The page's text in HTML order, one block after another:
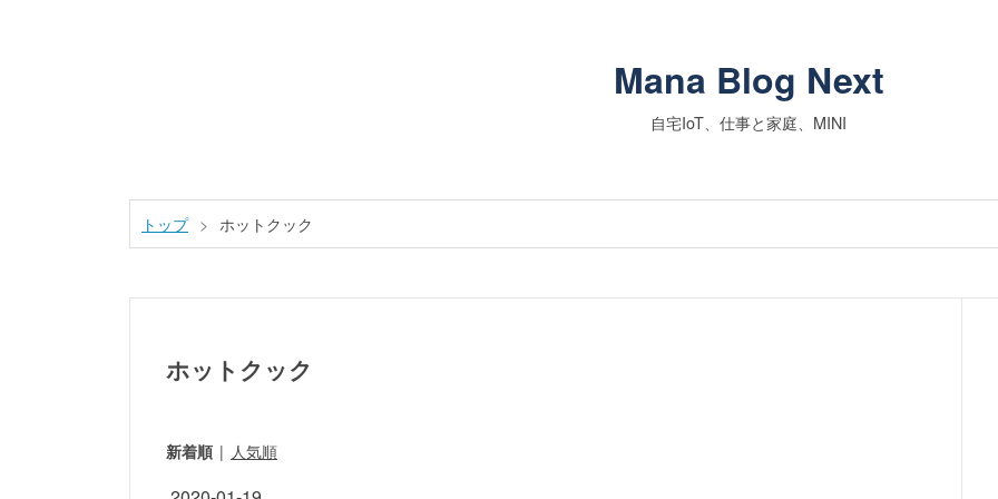
Mana Blog Next
自宅IoT、仕事と家庭、MINI
トップ > ホットクック
ホットクック
新着順 人気順